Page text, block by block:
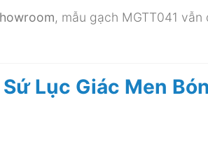
, mẫu gạch MGTT041 vẫn
Lục Giác Men